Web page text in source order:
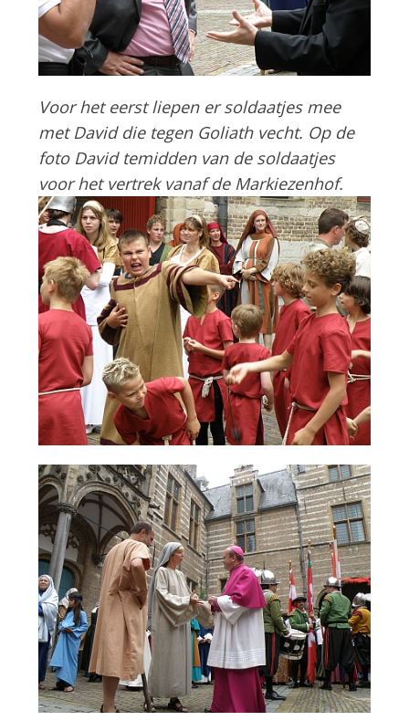
Voor het eerst liepen er soldaatjes mee
met David die tegen Goliath vecht. Op de
foto David temidden van de soldaatjes
voor het vertrek vanaf de Markiezenhof.